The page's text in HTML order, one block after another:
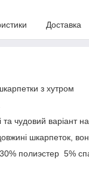
Доставка
з хутром
та чудовий варіант
шкарпеток,
полиэстер 5%